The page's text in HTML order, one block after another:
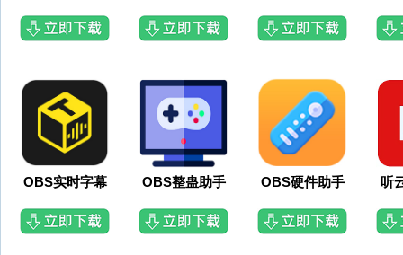
OBS实时字幕 OBS整蛊助手 OBS硬件助手 听